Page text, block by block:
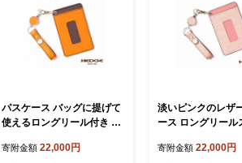
パスケース バッグに提げて
使えるロングリール付き 兵
GE【1279710】
寄附金額 22,000円
淡いピンクのレザ
ース ロングリール
革 HEDGE【
寄附金額 22,000円